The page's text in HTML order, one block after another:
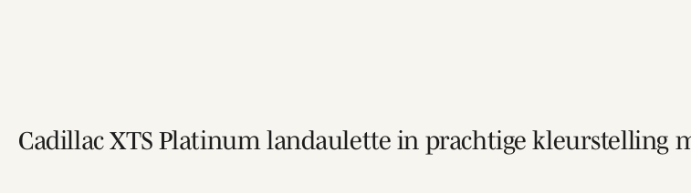
Cadillac XTS Platinum landaulette in prachtige kleurstelling